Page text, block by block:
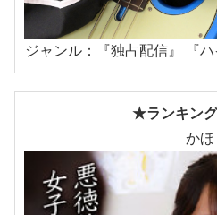
ジャンル：『独占配信』 『
★ランキン
かほ